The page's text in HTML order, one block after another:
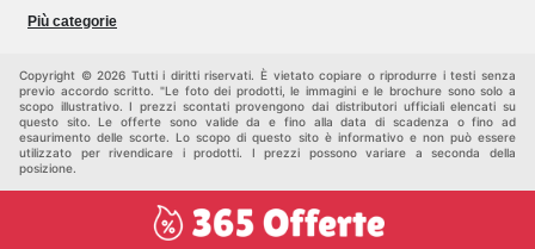
Bambini e Neonati
Più categorie
Copyright © 2026 Tutti i diritti riservati. È vietato copiare o riprodurre i testi senza
previo accordo scritto. "Le foto dei prodotti, le immagini e le brochure sono solo a
scopo illustrativo. I prezzi scontati provengono dai distributori ufficiali elencati su
questo sito. Le offerte sono valide da e fino alla data di scadenza o fino ad
esaurimento delle scorte. Lo scopo di questo sito è informativo e non può essere
utilizzato per rivendicare i prodotti. I prezzi possono variare a seconda della
posizione.